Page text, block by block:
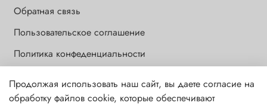
Обратная связь
Пользовательское соглашение
Политика конфеденциальности
Обращаем Ваше внимание на то, что данный интернет-сайт носит
Продолжая использовать наш сайт, вы даете согласие на
обработку файлов cookie, которые обеспечивают